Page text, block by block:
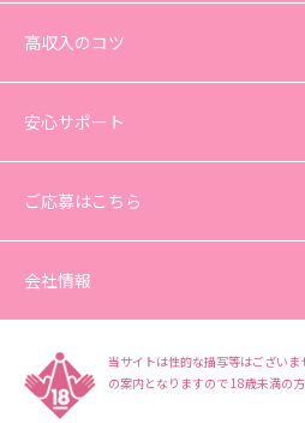
高収入のコツ
安心サポート
ご応募はこちら
会社情報
当サイトは性的な描写等はござい
の案内となりますので18歳未満の